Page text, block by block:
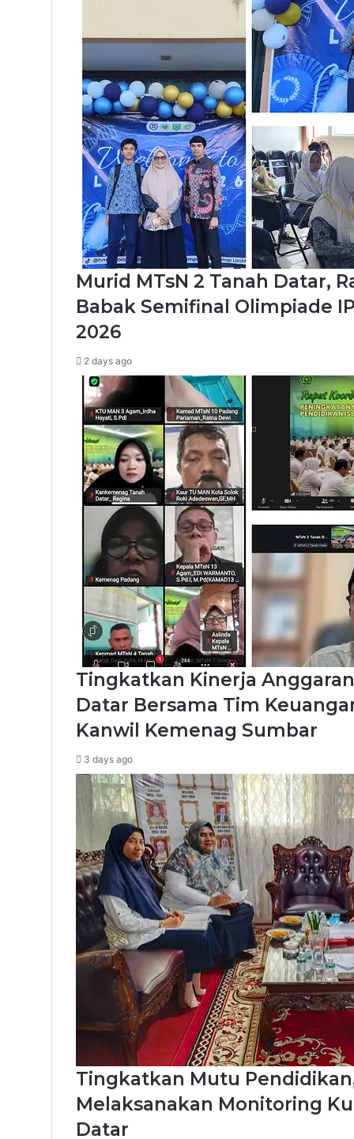
Murid MTsN 2 Tanah Datar,
Babak Semifinal Olimpiade
2026
2 days ago
Tingkatkan Kinerja
Datar Bersama Tim
Kanwil Kemenag Sumbar
3 days ago
Tingkatkan Mutu
Melaksanakan Monitoring
Datar